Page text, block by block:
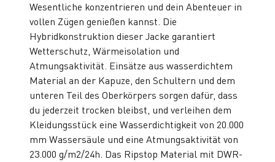
Wesentliche konzentrieren und dein Abenteuer in
vollen Zügen genießen kannst. Die
Hybridkonstruktion dieser Jacke garantiert
Wetterschutz, Wärmeisolation und
Atmungsaktivität. Einsätze aus wasserdichtem
Material an der Kapuze, den Schultern und dem
unteren Teil des Oberkörpers sorgen dafür, dass
du jederzeit trocken bleibst, und verleihen dem
Kleidungsstück eine Wasserdichtigkeit von 20.000
mm Wassersäule und eine Atmungsaktivität von
23.000 g/m2/24h. Das Ripstop Material mit DWR-